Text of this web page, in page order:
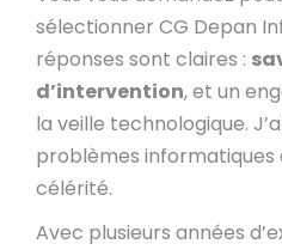
sélectionner CG Depan
réponses sont claires :
d’intervention, et un
la veille technologique.
problèmes informatiques
célérité.
Avec plusieurs années